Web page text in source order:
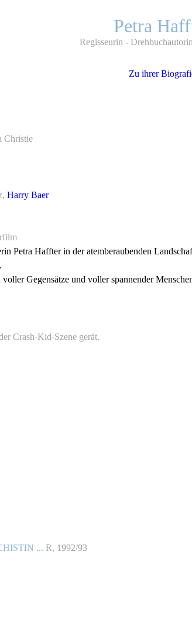
Petra
Regisseurin -
Zu ihrer
Christie
Harry Baer
Petra Haffter in der atemberaubenden
Gegensätze und voller spannender
Crash-Kid-Szene gerät.
... R, 1992/93